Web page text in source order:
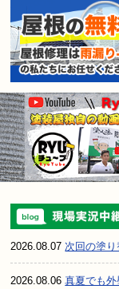
2026.08.07次回の塗り
2026.08.06真夏でも